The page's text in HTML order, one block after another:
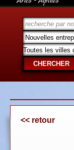
<< retour